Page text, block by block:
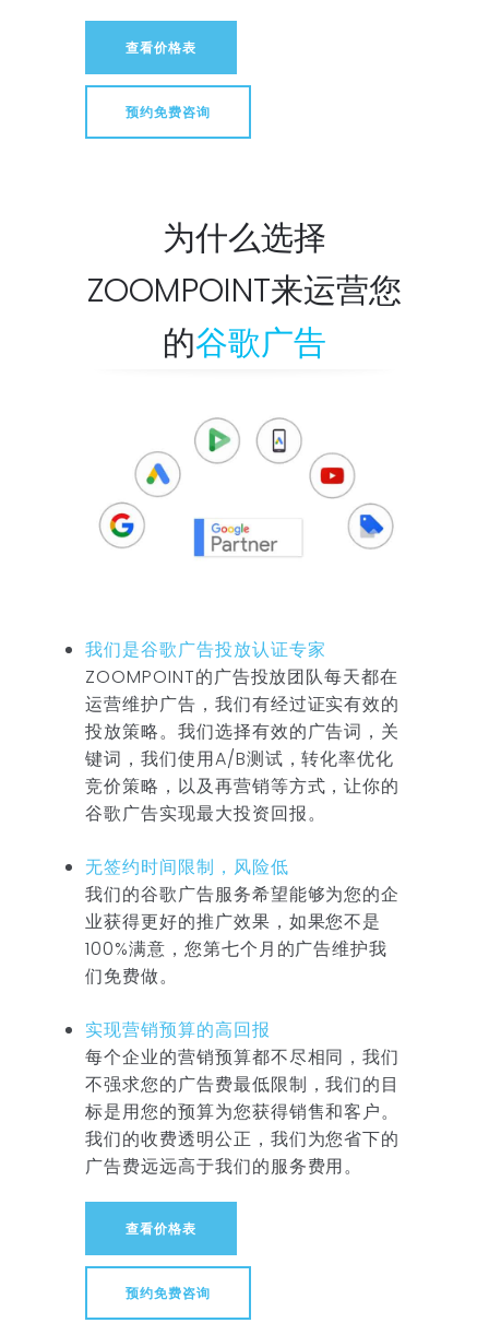
查看价格表
预约免费咨询
为什么选择
ZOOMPOINT来运营您
的谷歌广告
我们是谷歌广告投放认证专家
ZOOMPOINT的广告投放团队每天都在
运营维护广告，我们有经过证实有效的
投放策略。我们选择有效的广告词，关
键词，我们使用A/B测试，转化率优化
竞价策略，以及再营销等方式，让你的
谷歌广告实现最大投资回报。
无签约时间限制，风险低
我们的谷歌广告服务希望能够为您的企
业获得更好的推广效果，如果您不是
100%满意，您第七个月的广告维护我
们免费做。
实现营销预算的高回报
每个企业的营销预算都不尽相同，我们
不强求您的广告费最低限制，我们的目
标是用您的预算为您获得销售和客户。
我们的收费透明公正，我们为您省下的
广告费远远高于我们的服务费用。
查看价格表
预约免费咨询